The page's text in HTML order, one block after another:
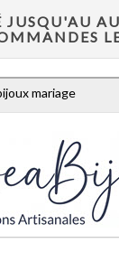
JUSQU'AU
mariage